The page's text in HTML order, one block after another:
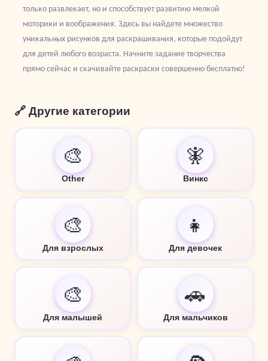
только развлекает, но и способствует развитию мелкой
моторики и воображения. Здесь вы найдете множество
уникальных рисунков для раскрашивания, которые подойдут
для детей любого возраста. Начните задание творчества
прямо сейчас и скачивайте раскраски совершенно бесплатно!
🔗 Другие категории
🎨
Other
🧚
Винкс
🎨
Для взрослых
👧
Для девочек
🎨
Для малышей
🚗
Для мальчиков